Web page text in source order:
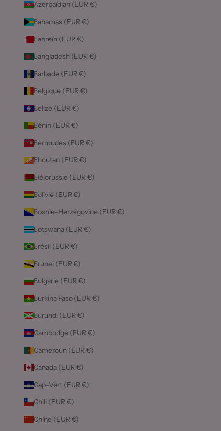
Azerbaïdjan (EUR €)
Bahamas (EUR €)
Bahreïn (EUR €)
Bangladesh (EUR €)
Barbade (EUR €)
Belgique (EUR €)
Belize (EUR €)
Bénin (EUR €)
Bermudes (EUR €)
Bhoutan (EUR €)
Biélorussie (EUR €)
Bolivie (EUR €)
Bosnie-Herzégovine (EUR €)
Botswana (EUR €)
Brésil (EUR €)
Brunei (EUR €)
Bulgarie (EUR €)
Burkina Faso (EUR €)
Burundi (EUR €)
Cambodge (EUR €)
Cameroun (EUR €)
Canada (EUR €)
Cap-Vert (EUR €)
Chili (EUR €)
Chine (EUR €)